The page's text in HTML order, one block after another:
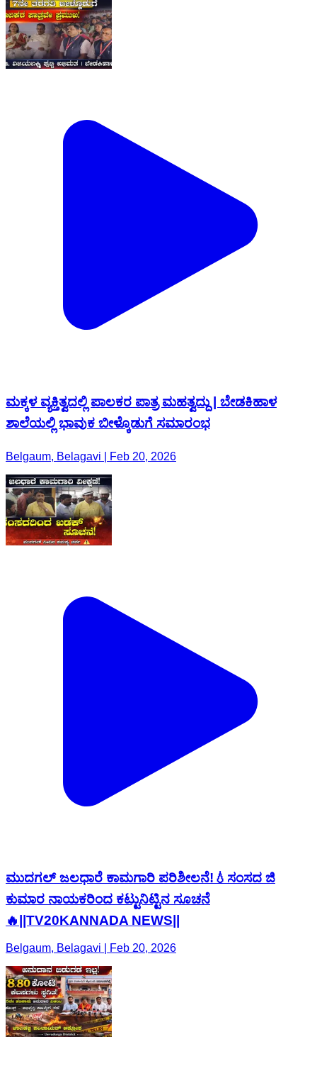
ಮಕ್ಕಳ ವ್ಯಕ್ತಿತ್ವದಲ್ಲಿ ಪಾಲಕರ ಪಾತ್ರ ಮಹತ್ವದ್ದು | ಬೇಡಕಿಹಾಳ
ಶಾಲೆಯಲ್ಲಿ ಭಾವುಕ ಬೀಳ್ಕೊಡುಗೆ ಸಮಾರಂಭ
Belgaum, Belagavi | Feb 20, 2026
ಮುದಗಲ್ ಜಲಧಾರೆ ಕಾಮಗಾರಿ ಪರಿಶೀಲನೆ!💧ಸಂಸದ ಜಿ
ಕುಮಾರ ನಾಯಕರಿಂದ ಕಟ್ಟುನಿಟ್ಟಿನ ಸೂಚನೆ
🔥||TV20KANNADA NEWS||
Belgaum, Belagavi | Feb 20, 2026